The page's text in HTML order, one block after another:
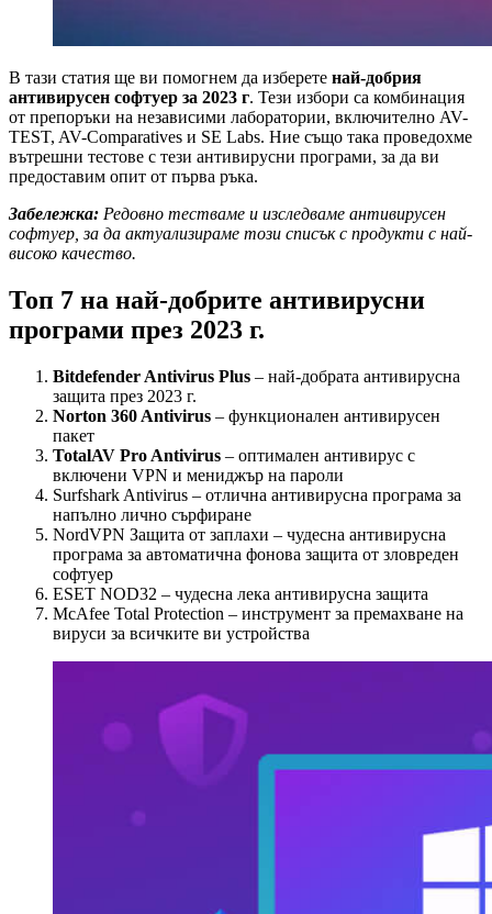
В тази статия ще ви помогнем да изберете най-добрия
антивирусен софтуер за 2023 г. Тези избори са комбинация
от препоръки на независими лаборатории, включително AV-
TEST, AV-Comparatives и SE Labs. Ние също така проведохме
вътрешни тестове с тези антивирусни програми, за да ви
предоставим опит от първа ръка.
Забележка: Редовно тестваме и изследваме антивирусен
софтуер, за да актуализираме този списък с продукти с най-
високо качество.
Топ 7 на най-добрите антивирусни
програми през 2023 г.
Bitdefender Antivirus Plus – най-добрата антивирусна
защита през 2023 г.
Norton 360 Antivirus – функционален антивирусен
пакет
TotalAV Pro Antivirus – оптимален антивирус с
включени VPN и мениджър на пароли
Surfshark Antivirus – отлична антивирусна програма за
напълно лично сърфиране
NordVPN Защита от заплахи – чудесна антивирусна
програма за автоматична фонова защита от зловреден
софтуер
ESET NOD32 – чудесна лека антивирусна защита
McAfee Total Protection – инструмент за премахване на
вируси за всичките ви устройства